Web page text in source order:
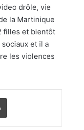
drôle, vie
la Martinique
filles et bientôt
et il a
les violences